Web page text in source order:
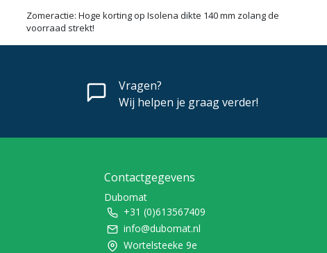
Zomeractie: Hoge korting op Isolena dikte 140 mm zolang de
voorraad strekt!
Vragen?
Wij helpen je graag verder!
Contactgegevens
Dubomat
+31 (0)613567409
info@dubomat.nl
Wortelsteeke 9e